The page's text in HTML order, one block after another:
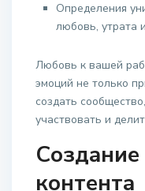
Определения
любовь, утрата
Любовь к вашей
эмоций не только
создать
участвовать и
контента